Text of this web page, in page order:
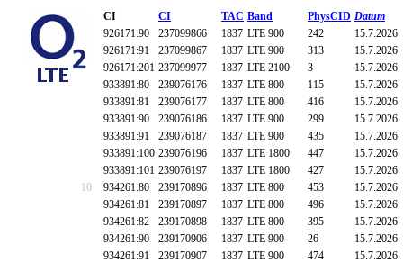
CI CI TAC Band PhysCID Datum
926171:90
237099866 1837 LTE 900 242
15.7.2026
926171:91
237099867 1837 LTE 900 313
15.7.2026
926171:201 237099977 1837 LTE 2100 3
15.7.2026
933891:80
239076176 1837 LTE 800 115
15.7.2026
933891:81
239076177 1837 LTE 800 416
15.7.2026
933891:90
239076186 1837 LTE 900 299
15.7.2026
933891:91
239076187 1837 LTE 900 435
15.7.2026
933891:100 239076196 1837 LTE 1800 447
15.7.2026
933891:101 239076197 1837 LTE 1800 427
15.7.2026
10
934261:80 239170896 1837 LTE 800 453
15.7.2026
934261:81
239170897 1837 LTE 800 496
15.7.2026
934261:82
239170898 1837 LTE 800 395
15.7.2026
934261:90
239170906 1837 LTE 900 26
15.7.2026
934261:91
239170907 1837 LTE 900 474
15.7.2026